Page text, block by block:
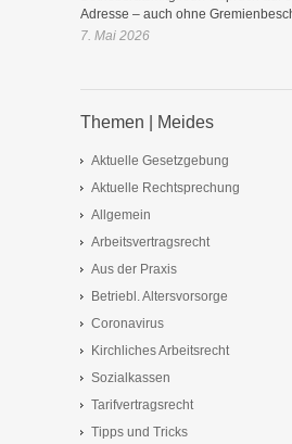
Adresse – auch ohne
7. Mai 2026
Themen | Meides
Aktuelle Gesetzgebung
Aktuelle Rechtsprechung
Allgemein
Arbeitsvertragsrecht
Aus der Praxis
Betriebl. Altersvorsorge
Coronavirus
Kirchliches Arbeitsrecht
Sozialkassen
Tarifvertragsrecht
Tipps und Tricks